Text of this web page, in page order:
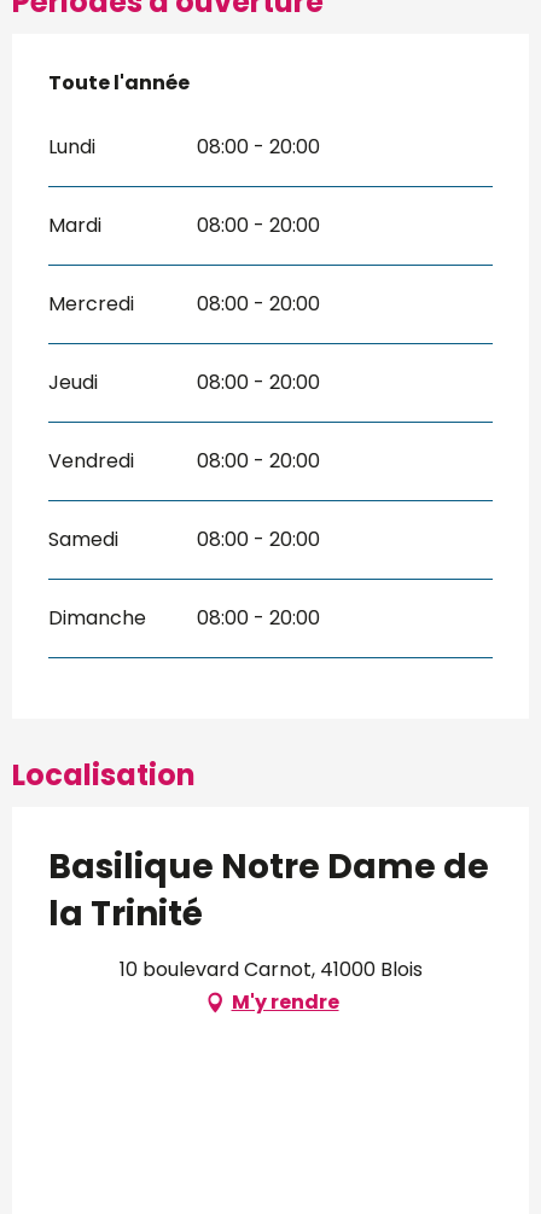
Toute l'année
Toute l'année
Lundi 08:00 - 20:00
Mardi 08:00 - 20:00
Mercredi 08:00 - 20:00
Jeudi 08:00 - 20:00
Vendredi 08:00 - 20:00
Samedi 08:00 - 20:00
Dimanche 08:00 - 20:00
Localisation
Basilique Notre Dame de
la Trinité
10 boulevard Carnot, 41000 Blois
M'y rendre